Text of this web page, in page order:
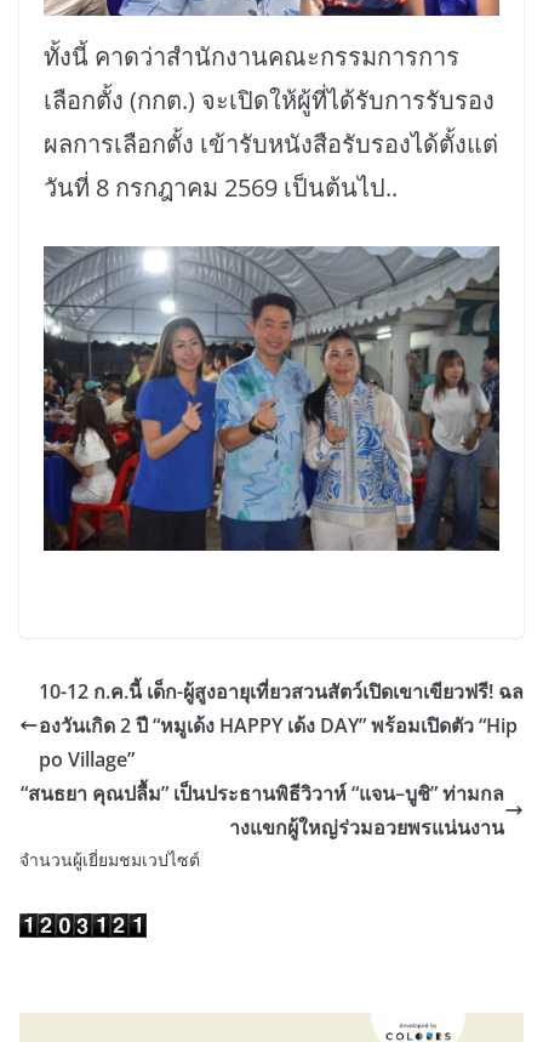
ทั้งนี้ คาดว่าสำนักงานคณะกรรมการการ
เลือกตั้ง (กกต.) จะเปิดให้ผู้ที่ได้รับการรับรอง
ผลการเลือกตั้ง เข้ารับหนังสือรับรองได้ตั้งแต่
วันที่ 8 กรกฎาคม 2569 เป็นต้นไป..
10-12 ก.ค.นี้ เด็ก-ผู้สูงอายุเที่ยวสวนสัตว์เปิดเขาเขียวฟรี! ฉล
องวันเกิด 2 ปี “หมูเด้ง HAPPY เด้ง DAY” พร้อมเปิดตัว “Hip
po Village”
“สนธยา คุณปลื้ม” เป็นประธานพิธีวิวาห์ “แจน–บูชิ” ท่ามกล
างแขกผู้ใหญ่ร่วมอวยพรแน่นงาน
จำนวนผู้เยี่ยมชมเวปไซต์